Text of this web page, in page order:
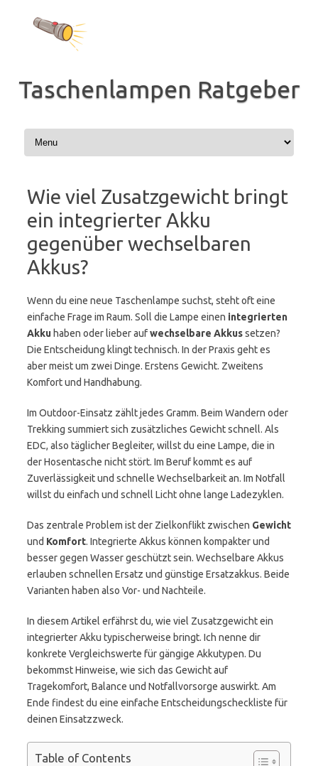
springen
Taschenlampen Ratgeber
Wie viel Zusatzgewicht bringt
ein integrierter Akku
gegenüber wechselbaren
Akkus?
Wenn du eine neue Taschenlampe suchst, steht oft eine
einfache Frage im Raum. Soll die Lampe einen integrierten
Akku haben oder lieber aufwechselbare Akkussetzen?
Die Entscheidung klingt technisch. In der Praxis geht es
aber meist um zwei Dinge. Erstens Gewicht. Zweitens
Komfort und Handhabung.
Im Outdoor-Einsatz zählt jedes Gramm. Beim Wandern oder
Trekking summiert sich zusätzliches Gewicht schnell. Als
EDC, also täglicher Begleiter, willst du eine Lampe, die in
der Hosentasche nicht stört. Im Beruf kommt es auf
Zuverlässigkeit und schnelle Wechselbarkeit an. Im Notfall
willst du einfach und schnell Licht ohne lange Ladezyklen.
Das zentrale Problem ist der Zielkonflikt zwischen Gewicht
und Komfort. Integrierte Akkus können kompakter und
besser gegen Wasser geschützt sein. Wechselbare Akkus
erlauben schnellen Ersatz und günstige Ersatzakkus. Beide
Varianten haben also Vor- und Nachteile.
In diesem Artikel erfährst du, wie viel Zusatzgewicht ein
integrierter Akku typischerweise bringt. Ich nenne dir
konkrete Vergleichswerte für gängige Akkutypen. Du
bekommst Hinweise, wie sich das Gewicht auf
Tragekomfort, Balance und Notfallvorsorge auswirkt. Am
Ende findest du eine einfache Entscheidungscheckliste für
deinen Einsatzzweck.
Table of Contents